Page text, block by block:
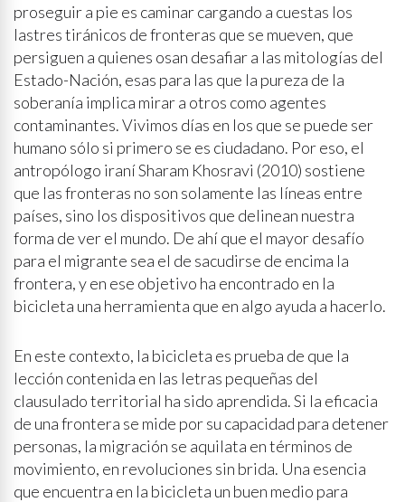
proseguir a pie es caminar cargando a cuestas los
lastres tiránicos de fronteras que se mueven, que
persiguen a quienes osan desafiar a las mitologías del
Estado-Nación, esas para las que la pureza de la
soberanía implica mirar a otros como agentes
contaminantes. Vivimos días en los que se puede ser
humano sólo si primero se es ciudadano. Por eso, el
antropólogo iraní Sharam Khosravi (2010) sostiene
que las fronteras no son solamente las líneas entre
países, sino los dispositivos que delinean nuestra
forma de ver el mundo. De ahí que el mayor desafío
para el migrante sea el de sacudirse de encima la
frontera, y en ese objetivo ha encontrado en la
bicicleta una herramienta que en algo ayuda a hacerlo.
En este contexto, la bicicleta es prueba de que la
lección contenida en las letras pequeñas del
clausulado territorial ha sido aprendida. Si la eficacia
de una frontera se mide por su capacidad para detener
personas, la migración se aquilata en términos de
movimiento, en revoluciones sin brida. Una esencia
que encuentra en la bicicleta un buen medio para